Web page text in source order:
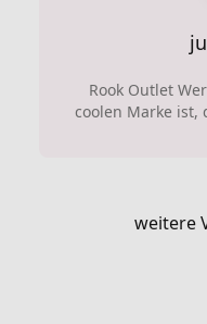
Rook Outlet
coolen Marke ist,
weitere